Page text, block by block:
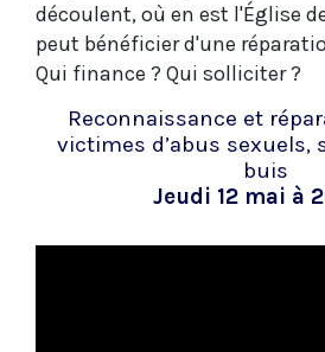
découlent, où en est l'Église
peut bénéficier d'une
Qui finance ? Qui solliciter ?
Reconnaissance et
victimes d’abus sexuels,
buis
Jeudi 12 mai à